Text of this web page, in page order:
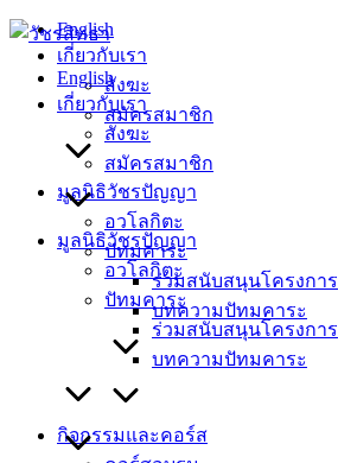
Skip
contentEnglish
เกี่ยวกับเรา
สังฆะ
สมัครสมาชิก
มูลนิธิวัชรปัญญา
อวโลกิตะ
ปัทมคาระ
ร่วมสนับสนุนโครงการ
บทความปัทมคาระ
English
เกี่ยวกับเรา
สังฆะ
สมัครสมาชิก
มูลนิธิวัชรปัญญา
อวโลกิตะ
ปัทมคาระ
ร่วมสนับสนุนโครงการ
บทความปัทมคาระ
กิจกรรมและคอร์ส